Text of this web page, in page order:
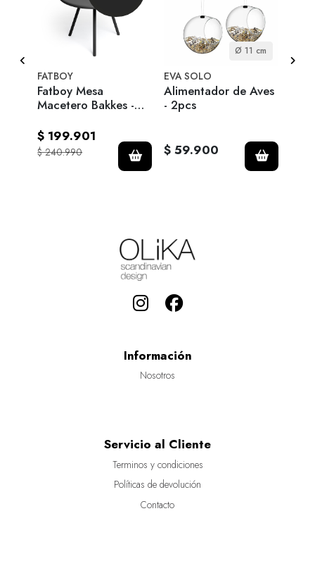
FATBOY
Fatboy Mesa
Macetero Bakkes -
$ 199.901
$ 240.990
Ø 11 cm
EVA SOLO
Alimentador de Aves
- 2pcs
$ 59.900
Información
Nosotros
Servicio al Cliente
Terminos y condiciones
Políticas de devolución
Contacto